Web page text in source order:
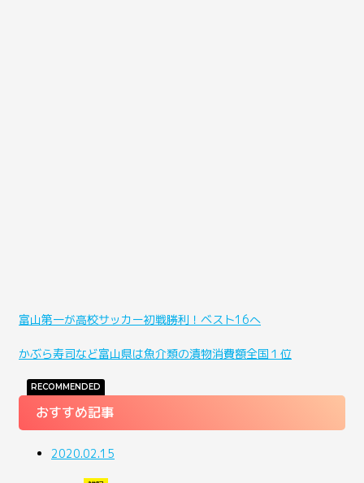
富山第一が高校サッカー初戦勝利！ベスト16へ
かぶら寿司など富山県は魚介類の漬物消費額全国１位
RECOMMENDED
おすすめ記事
2020.02.15